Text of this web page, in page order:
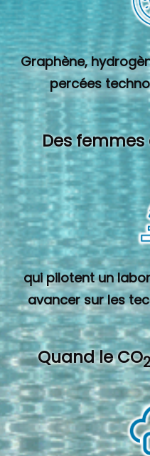
Graphène,
percées
Des
qui pilotent un
avancer sur les
Quand le CO2